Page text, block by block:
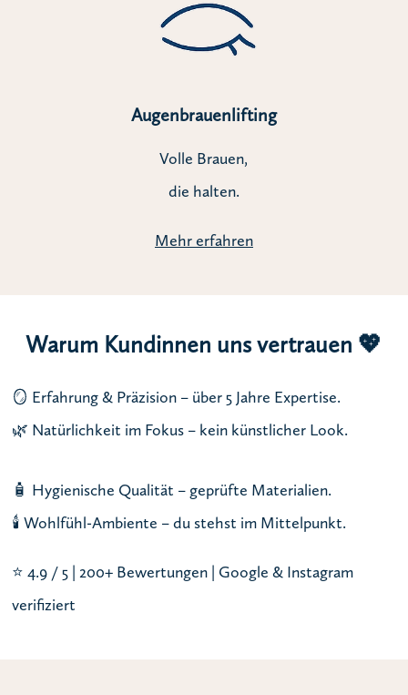
Augenbrauenlifting
Volle Brauen,
die halten.
Mehr erfahren
Warum Kundinnen uns vertrauen 💖
🪞 Erfahrung & Präzision – über 5 Jahre Expertise.
🌿 Natürlichkeit im Fokus – kein künstlicher Look.
🧴 Hygienische Qualität – geprüfte Materialien.
🕯️ Wohlfühl-Ambiente – du stehst im Mittelpunkt.
⭐ 4.9 / 5 | 200+ Bewertungen | Google & Instagram
verifiziert